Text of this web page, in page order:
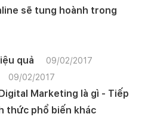
sẽ tung hoành trong
quả 09/02/2017
09/02/2017
Marketing là gì - Tiếp
thức phổ biến khác